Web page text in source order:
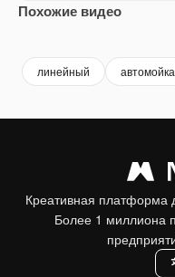
Похожие видео
линейный автомойка
Креативная платформа
Более 1 миллиона